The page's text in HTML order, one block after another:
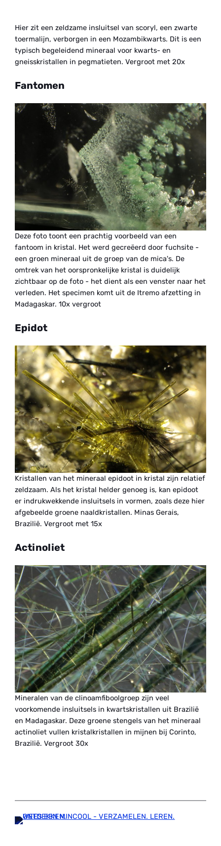
Hier zit een zeldzame insluitsel van scoryl, een zwarte
toermalijn, verborgen in een Mozambikwarts. Dit is een
typisch begeleidend mineraal voor kwarts- en
gneisskristallen in pegmatieten. Vergroot met 20x
Fantomen
Deze foto toont een prachtig voorbeeld van een
fantoom in kristal. Het werd gecreëerd door fuchsite -
een groen mineraal uit de groep van de mica's. De
omtrek van het oorspronkelijke kristal is duidelijk
zichtbaar op de foto - het dient als een venster naar het
verleden. Het specimen komt uit de Itremo afzetting in
Madagaskar. 10x vergroot
Epidot
Kristallen van het mineraal epidoot in kristal zijn relatief
zeldzaam. Als het kristal helder genoeg is, kan epidoot
er indrukwekkende insluitsels in vormen, zoals deze hier
afgebeelde groene naaldkristallen. Minas Gerais,
Brazilië. Vergroot met 15x
Actinoliet
Mineralen van de clinoamfiboolgroep zijn veel
voorkomende insluitsels in kwartskristallen uit Brazilië
en Madagaskar. Deze groene stengels van het mineraal
actinoliet vullen kristalkristallen in mijnen bij Corinto,
Brazilië. Vergroot 30x